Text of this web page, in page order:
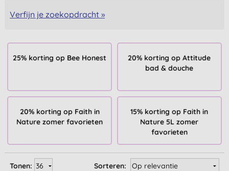
Verfijn je zoekopdracht »
25% korting op Bee Honest
20% korting op Attitude
bad & douche
20% korting op Faith in
Nature zomer favorieten
15% korting op Faith in
Nature 5L zomer
favorieten
Sorteren:
Tonen: